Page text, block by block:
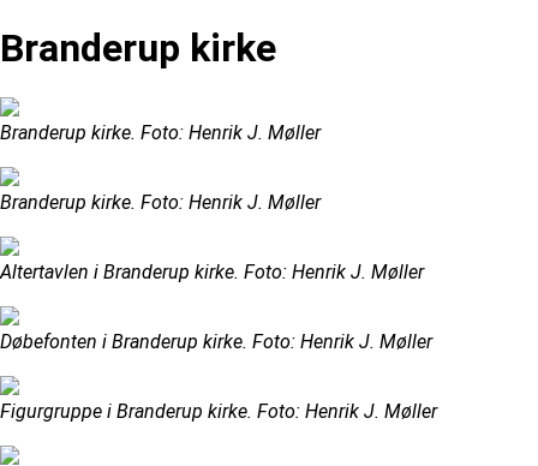
Branderup kirke
Branderup kirke. Foto: Henrik J. Møller
Branderup kirke. Foto: Henrik J. Møller
Altertavlen i Branderup kirke. Foto: Henrik J. Møller
Døbefonten i Branderup kirke. Foto: Henrik J. Møller
Figurgruppe i Branderup kirke. Foto: Henrik J. Møller